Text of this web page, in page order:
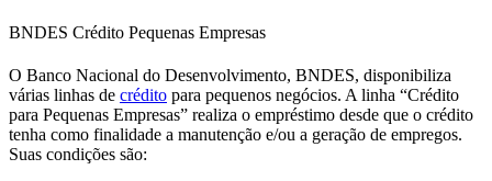
BNDES Crédito Pequenas Empresas
O Banco Nacional do Desenvolvimento, BNDES, disponibiliza
várias linhas de crédito para pequenos negócios. A linha “Crédito
para Pequenas Empresas” realiza o empréstimo desde que o crédito
tenha como finalidade a manutenção e/ou a geração de empregos.
Suas condições são: